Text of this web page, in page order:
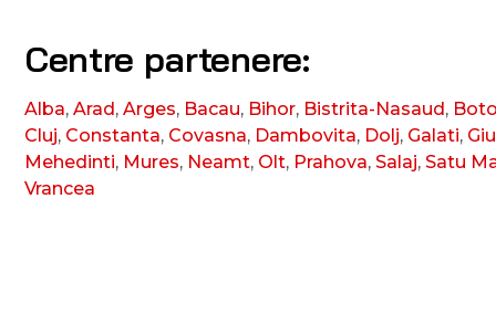
Centre partenere:
Alba, Arad, Arges, Bacau, Bihor, Bistrita-Nasaud,
Cluj, Constanta, Covasna, Dambovita, Dolj, Galati,
Mehedinti, Mures, Neamt, Olt, Prahova, Salaj, Satu
Vrancea